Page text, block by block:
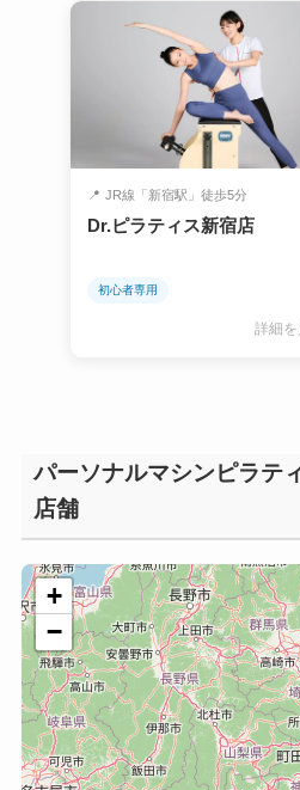
📍 JR線「新宿駅」徒歩5分
Dr.ピラティス新宿店
初心者専用
詳細
パーソナルマシンピラテ
店舗
+
−